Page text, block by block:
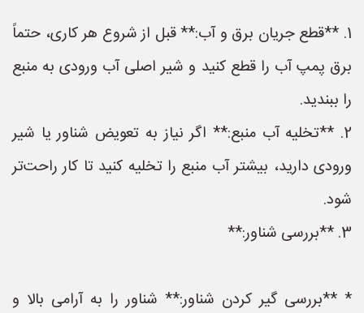
1. **قطع جریان برق و آب:** قبل از شروع هر کاری، حتماً
برق پمپ آب را قطع کنید و شیر اصلی آب ورودی به منبع
را ببندید.
2. **تخلیه آب منبع:** اگر نیاز به تعویض شناور یا شیر
ورودی دارید، بیشتر آب منبع را تخلیه کنید تا کار راحت‌تر
شود.
3. **بررسی شناور:**
* **بررسی گیر کردن شناور:** شناور را به آرامی بالا و